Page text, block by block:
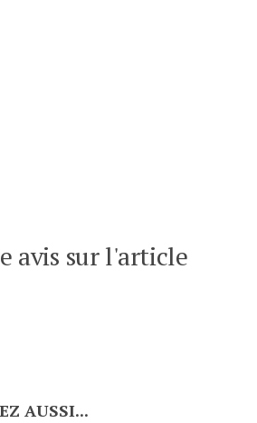
avis sur l'article
AUSSI...